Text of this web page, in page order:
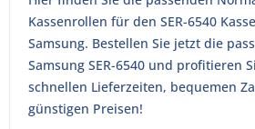
Kassenrollen für den SER-6540
Samsung. Bestellen Sie jetzt die
Samsung SER-6540 und profitieren
schnellen Lieferzeiten, bequemen
günstigen Preisen!